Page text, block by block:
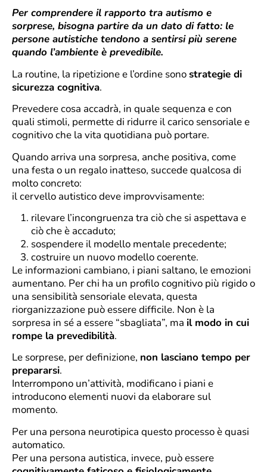
Per comprendere il rapporto tra autismo e
sorprese, bisogna partire da un dato di fatto: le
persone autistiche tendono a sentirsi più serene
quando l’ambiente è prevedibile.
La routine, la ripetizione e l’ordine sonostrategie di
sicurezza cognitiva.
Prevedere cosa accadrà, in quale sequenza e con
quali stimoli, permette di ridurre il carico sensoriale e
cognitivo che la vita quotidiana può portare.
Quando arriva una sorpresa, anche positiva, come
una festa o un regalo inatteso, succede qualcosa di
molto concreto:
il cervello autistico deve improvvisamente:
rilevare l’incongruenza tra ciò che si aspettava e
ciò che è accaduto;
sospendere il modello mentale precedente;
costruire un nuovo modello coerente.
Le informazioni cambiano, i piani saltano, le emozioni
aumentano. Per chi ha un profilo cognitivo più rigido o
una sensibilità sensoriale elevata, questa
riorganizzazione può essere difficile. Non è la
sorpresa in sé a essere “sbagliata”, ma il modo in cui
rompe la prevedibilità.
Le sorprese, per definizione, non lasciano tempo per
prepararsi.
Interrompono un’attività, modificano i piani e
introducono elementi nuovi da elaborare sul
momento.
Per una persona neurotipica questo processo è quasi
automatico.
Per una persona autistica, invece, può essere